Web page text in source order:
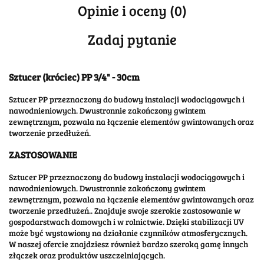
Opinie i oceny (0)
Zadaj pytanie
Sztucer (króciec) PP 3/4" - 30cm
Sztucer PP przeznaczony do budowy instalacji wodociągowych i
nawodnieniowych. Dwustronnie zakończony gwintem
zewnętrznym, pozwala na łączenie elementów gwintowanych oraz
tworzenie przedłużeń.
ZASTOSOWANIE
Sztucer PP przeznaczony do budowy instalacji wodociągowych i
nawodnieniowych. Dwustronnie zakończony gwintem
zewnętrznym, pozwala na łączenie elementów gwintowanych oraz
tworzenie przedłużeń.. Znajduje swoje szerokie zastosowanie w
gospodarstwach domowych i w rolnictwie. Dzięki stabilizacji UV
może być wystawiony na działanie czynników atmosferycznych.
W naszej ofercie znajdziesz również bardzo szeroką gamę innych
złączek oraz produktów uszczelniających.